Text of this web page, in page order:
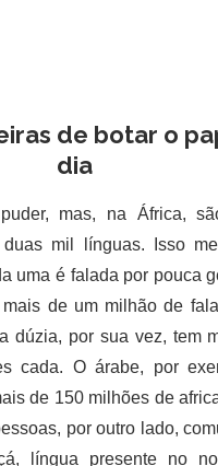
de botar o
dia
mas, na África,
duas mil línguas. Isso
uma é falada por pouca
de um milhão de
dúzia, por sua vez, tem
cada. O árabe, por
de 150 milhões de
por outro lado,
língua presente no